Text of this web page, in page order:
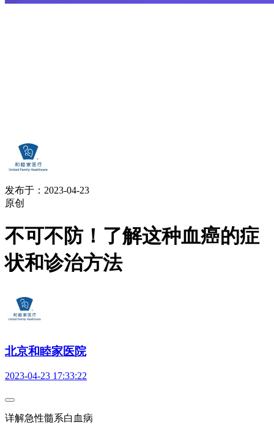
发布于：2023-04-23
原创
不可不防！了解这种血癌的症
状和诊治方法
北京和睦家医院
2023-04-23 17:33:22
详解急性髓系白血病